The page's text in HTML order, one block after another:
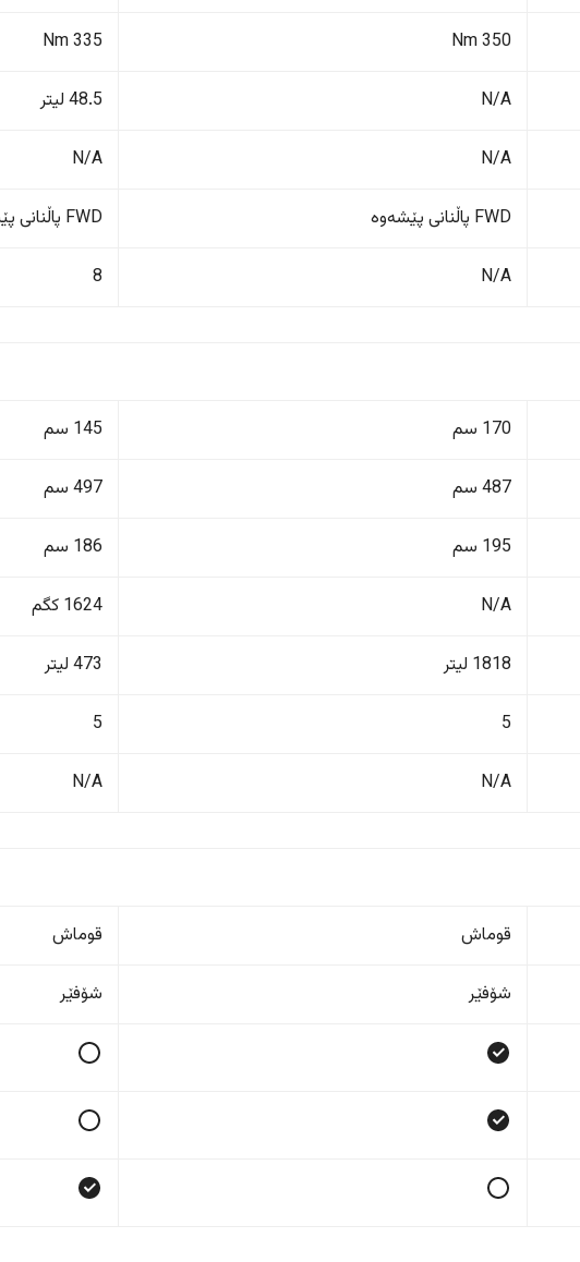
350 Nm
335 Nm
N/A 48.5 لیتر
N/A
N/A
FWD پاڵنانی پێشەوە FWD پاڵنانی پێشەوە
N/A
8
170 سم 145 سم
487 سم 497 سم
195 سم 186 سم
N/A 1624 کگم
1818 لیتر 473 لیتر
5
5
N/A
N/A
قوماش قوماش
شۆفێر شۆفێر